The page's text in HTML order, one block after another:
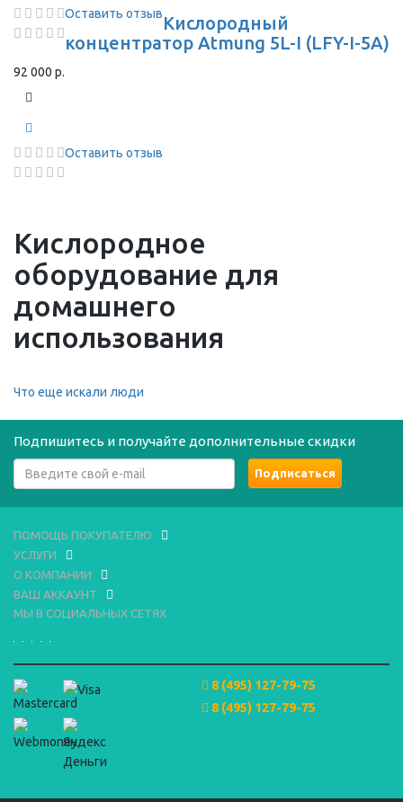
Оставить отзывКислородный
концентратор Atmung 5L-I (LFY-I-5A)
92 000 р.
Оставить отзыв
Кислородное
оборудование для
домашнего
использования
Что еще искали люди
Подпишитесь и получайте дополнительные скидки
ПОМОЩЬ ПОКУПАТЕЛЮ
УСЛУГИ
О КОМПАНИИ
ВАШ АККАУНТ
МЫ В СОЦИАЛЬНЫХ СЕТЯХ
8 (495) 127-79-75
8 (495) 127-79-75